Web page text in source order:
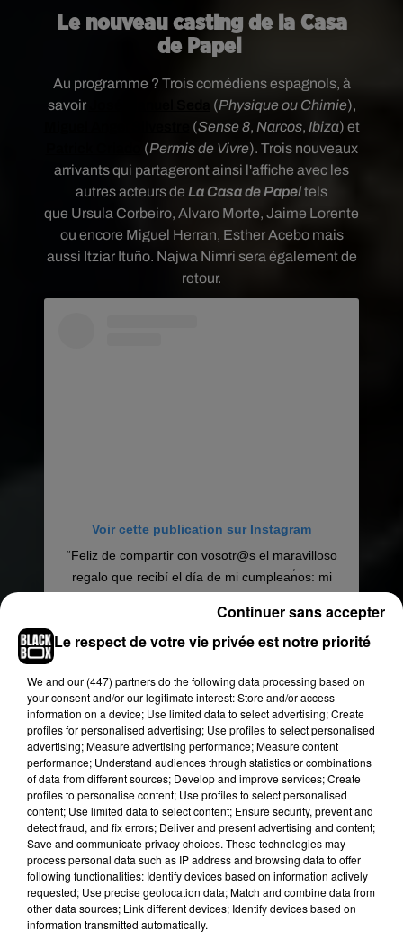
Le nouveau casting de la Casa
de Papel
Au programme ? Trois comédiens espagnols, à
savoir
(Physique ou Chimie),
(Sense 8, Narcos, Ibiza) et
(Permis de Vivre). Trois nouveaux
arrivants qui partageront ainsi l'affiche avec les
autresacteurs de La Casa de Papeltels
que Ursula Corbeiro, Alvaro Morte, Jaime Lorente
ou encore Miguel Herran, Esther Acebo mais
aussi Itziar Ituño. Najwa Nimri sera également de
retour.
Voir cette publication sur Instagram
“Feliz de compartir con vosotr@s el maravilloso
regalo que recibí el día de mi cumplean̒os: mi
@lacasadepapel , una de esas series que
cuando uno las ve, suen̒a con estar en ella.
@netflixes por la confianza. #lacasapepapel5
#lcdp5 #MoneyHeist5” #actorslife #seriesnetflix
#serieespan̒ola #netflix #lovemyjob
Une publication partagée parJosé Manuel Seda
Le respect de votre vie privée est notre priorité
We and our (447) partnersdo the following data processing based on
your consent and/or our legitimate interest: Store and/or access
information on a device; Use limited data to select advertising; Create
profiles for personalised advertising; Use profiles to select personalised
advertising; Measure advertising performance; Measure content
performance; Understand audiences through statistics or combinations
of data from different sources; Develop and improve services; Create
profiles to personalise content; Use profiles to select personalised
content; Use limited data to select content; Ensure security, prevent and
detect fraud, and fix errors; Deliver and present advertising and content;
Save and communicate privacy choices. These technologies may
process personal data such as IP address and browsing data to offer
following functionalities: Identify devices based on information actively
requested; Use precise geolocation data; Match and combine data from
other data sources; Link different devices; Identify devices based on
information transmitted automatically.
Continuer sans accepter